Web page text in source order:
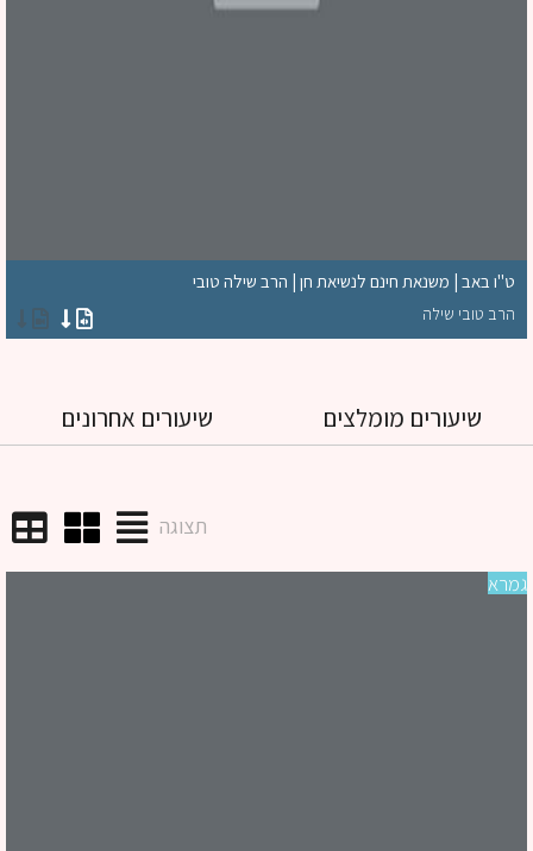
ט"ו באב | משנאת חינם לנשיאת חן | הרב שילה טובי
הרב טובי שילה
שיעורים מומלצים שיעורים אחרונים
תצוגה